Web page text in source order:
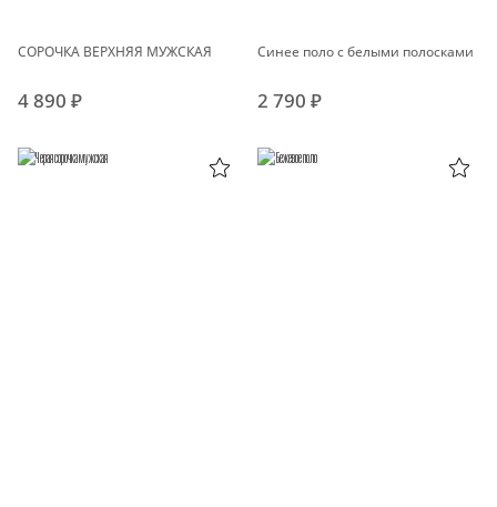
СОРОЧКА ВЕРХНЯЯ МУЖСКАЯ
4 890 ₽
Синее поло с белыми полосками
2 790 ₽